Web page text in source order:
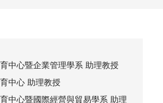
中心暨企業管理學系 助理教授
中心 助理教授
中心暨國際經營與貿易學系 助理